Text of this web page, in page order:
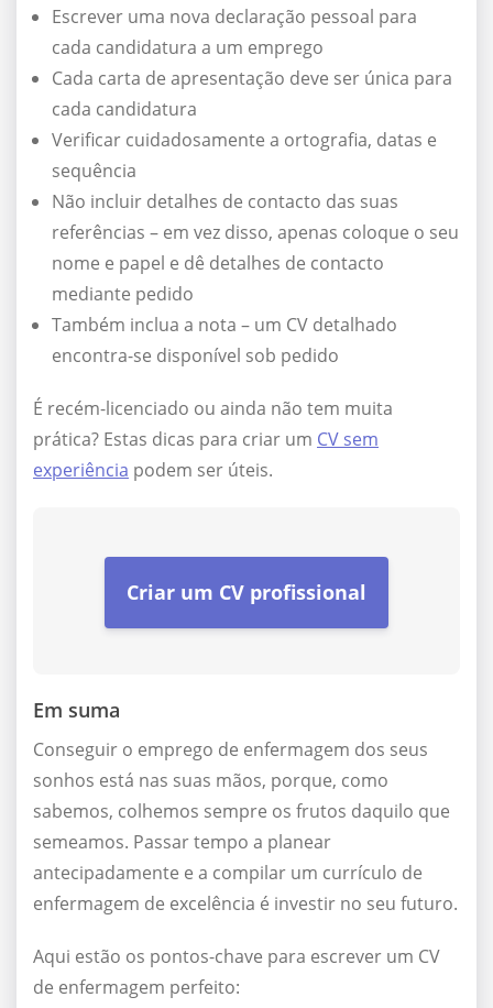
Escrever uma nova declaração pessoal para
cada candidatura a um emprego
Cada carta de apresentação deve ser única para
cada candidatura
Verificar cuidadosamente a ortografia, datas e
sequência
Não incluir detalhes de contacto das suas
referências – em vez disso, apenas coloque o seu
nome e papel e dê detalhes de contacto
mediante pedido
Também inclua a nota – um CV detalhado
encontra-se disponível sob pedido
É recém-licenciado ou ainda não tem muita
prática? Estas dicas para criar um CV sem
experiência podem ser úteis.
Criar um CV profissional
Em suma
Conseguir o emprego de enfermagem dos seus
sonhos está nas suas mãos, porque, como
sabemos, colhemos sempre os frutos daquilo que
semeamos. Passar tempo a planear
antecipadamente e a compilar um currículo de
enfermagem de excelência é investir no seu futuro.
Aqui estão os pontos-chave para escrever um CV
de enfermagem perfeito: